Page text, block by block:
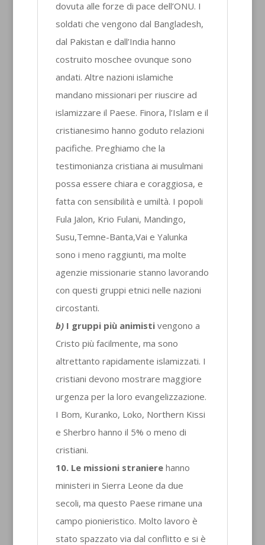
dovuta alle forze di pace dell’ONU. I
soldati che vengono dal Bangladesh,
dal Pakistan e dall’India hanno
costruito moschee ovunque sono
andati. Altre nazioni islamiche
mandano missionari per riuscire ad
islamizzare il Paese. Finora, l’Islam e il
cristianesimo hanno goduto relazioni
pacifiche. Preghiamo che la
testimonianza cristiana ai musulmani
possa essere chiara e coraggiosa, e
fatta con sensibilità e umiltà. I popoli
Fula Jalon, Krio Fulani, Mandingo,
Susu,Temne-Banta,Vai e Yalunka
sono i meno raggiunti, ma molte
agenzie missionarie stanno lavorando
con questi gruppi etnici nelle nazioni
circostanti.
b)I gruppi più animisti vengono a
Cristo più facilmente, ma sono
altrettanto rapidamente islamizzati. I
cristiani devono mostrare maggiore
urgenza per la loro evangelizzazione.
I Bom, Kuranko, Loko, Northern Kissi
e Sherbro hanno il 5% o meno di
cristiani.
10. Le missioni stranierehanno
ministeri in Sierra Leone da due
secoli, ma questo Paese rimane una
campo pionieristico. Molto lavoro è
stato spazzato via dal conflitto e si è